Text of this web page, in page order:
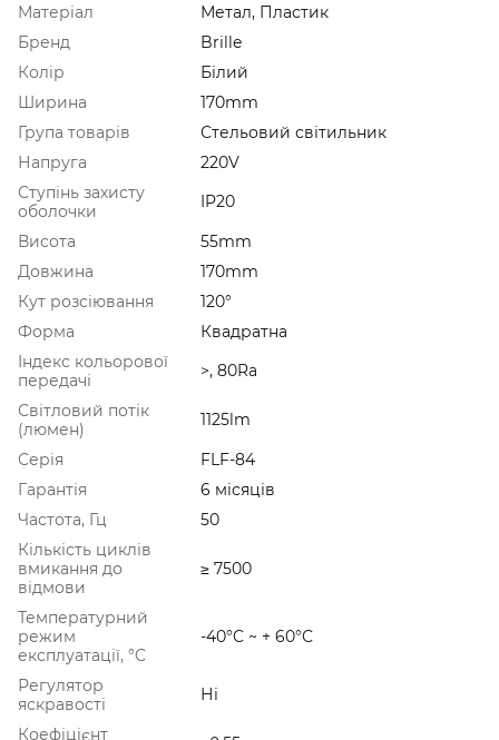
Матеріал
Метал, Пластик
Бренд
Brille
Колір
Білий
Ширина
170mm
Група товарів
Стельовий світильник
Напруга
220V
Ступінь захисту
оболочки
IP20
Висота
55mm
Довжина
170mm
Кут розсіювання
120°
Форма
Квадратна
Індекс кольорової
передачі
>, 80Ra
Світловий потік
(люмен)
1125lm
Серія
FLF-84
Гарантія
6 місяців
Частота, Гц
50
Кількість циклів
вмикання до
відмови
≥ 7500
Температурний
режим
експлуатації, °C
-40°C ~ + 60°С
Регулятор
яскравості
Ні
Коефіцієнт